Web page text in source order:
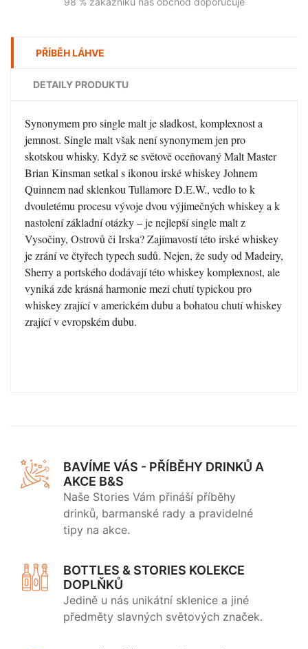
PŘÍBĚH LÁHVE
DETAILY PRODUKTU
Synonymem pro single malt je sladkost, komplexnost a
jemnost. Single malt však není synonymem jen pro
skotskou whisky. Když se světově oceňovaný Malt Master
Brian Kinsman setkal s ikonou irské whiskey Johnem
Quinnem nad sklenkou Tullamore D.E.W., vedlo to k
dvouletému procesu vývoje dvou výjimečných whiskey a k
nastolení základní otázky – je nejlepší single malt z
Vysočiny, Ostrovů či Irska? Zajímavostí této irské whiskey
je zrání ve čtyřech typech sudů. Nejen, že sudy od Madeiry,
Sherry a portského dodávají této whiskey komplexnost, ale
vyniká zde krásná harmonie mezi chutí typickou pro
whiskey zrající v americkém dubu a bohatou chutí whiskey
zrající v evropském dubu.
BAVÍME VÁS - PŘÍBĚHY DRINKŮ A
AKCE B&S
Naše Stories Vám přináší příběhy
drinků, barmanské rady a pravidelné
tipy na akce.
BOTTLES & STORIES KOLEKCE
DOPLŇKŮ
Jedině u nás unikátní sklenice a jiné
předměty slavných světových značek.